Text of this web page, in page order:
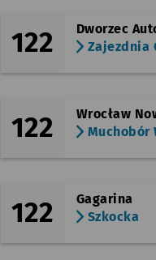
122
Dworzec
Zajezdnia
122
Wrocław
Muchobór
122
Gagarina
Szkocka